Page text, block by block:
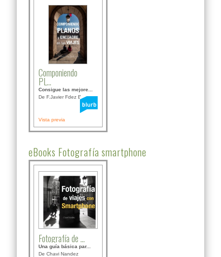
Componiendo
PL...
Consigue las mejore...
De F.Javier Fdez Bor...
Vista previa
eBooks Fotografía smartphone
Fotografía de ...
Una guía básica par...
De Chavi Nandez